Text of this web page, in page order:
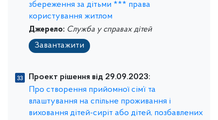
збереження за дітьми *** права
користування житлом
Джерело: Служба у справах дітей
Завантажити
Проект рішення від 29.09.2023:
Про створення прийомної сім’ї та
влаштування на спільне проживання і
виховання дітей-сиріт або дітей, позбавлених